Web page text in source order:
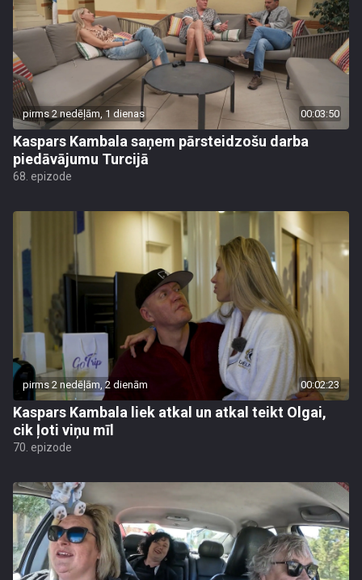
pirms 2 nedēļām, 1 dienas 00:03:50
Kaspars Kambala saņem pārsteidzošu darba
piedāvājumu Turcijā
68. epizode
pirms 2 nedēļām, 2 dienām 00:02:23
Kaspars Kambala liek atkal un atkal teikt Olgai,
cik ļoti viņu mīl
70. epizode